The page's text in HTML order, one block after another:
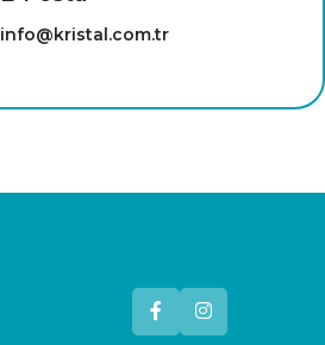
info@kristal.com.tr